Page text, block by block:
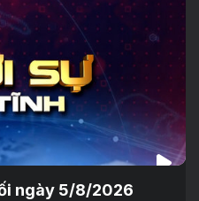
ngày 5/8/2026